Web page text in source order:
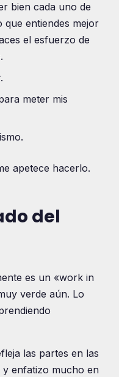
bien cada uno de
que entiendes mejor
el esfuerzo de
meter mis
apetece hacerlo.
del
es un «work in
verde aún. Lo
las partes en las
y enfatizo mucho en